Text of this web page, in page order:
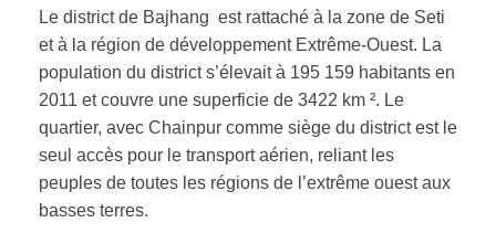
Le district de Bajhang est rattaché à la zone de Seti
et à la région de développement Extrême-Ouest. La
population du district s’élevait à 195 159 habitants en
2011 et couvre une superficie de 3422 km ². Le
quartier, avec Chainpur comme siège du district est le
seul accès pour le transport aérien, reliant les
peuples de toutes les régions de l’extrême ouest aux
basses terres.